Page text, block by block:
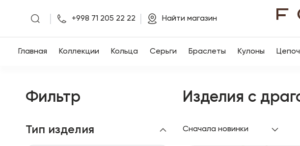
Главная
Кольца
Серьги
+998 71 205 22 22 Найти магазин
Главная Коллекции Кольца Серьги Браслеты Кулоны
Фильтр
Тип изделия
Изделия с
Сначала новинки